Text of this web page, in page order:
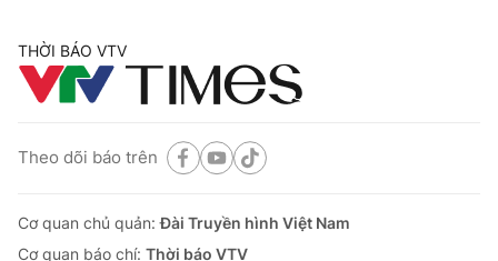
THỜI BÁO VTV
Theo dõi báo trên
Cơ quan chủ quản:Đài Truyền hình Việt Nam
Cơ quan báo chí: Thời báo VTV